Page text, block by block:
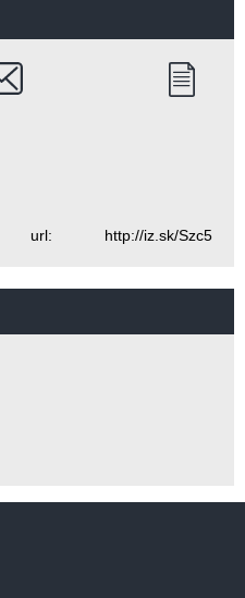
http://iz.sk/Szc5